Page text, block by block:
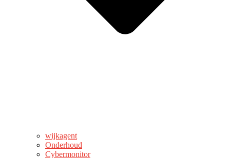
wijkagent
Onderhoud
Cybermonitor